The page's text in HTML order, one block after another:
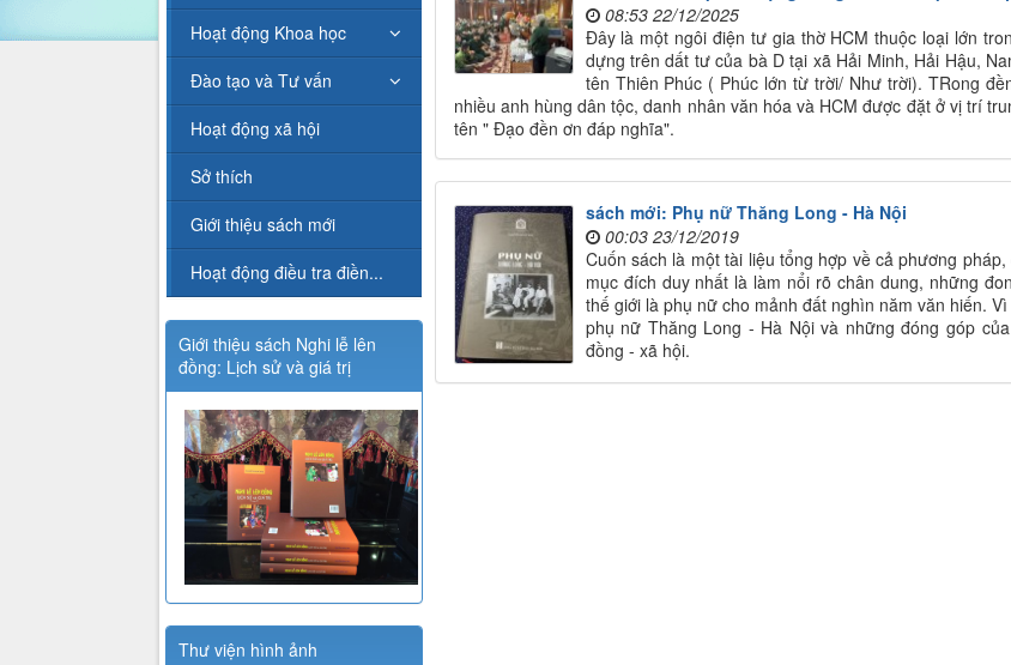
08:53 22/12/2025
Đây là một ngôi điện tư gia thờ HCM thuộc loại lớn
dựng trên dất tư của bà D tại xã Hải Minh, Hải Hậu,
tên Thiên Phúc ( Phúc lớn từ trời/ Như trời). TRong
nhiều anh hùng dân tộc, danh nhân văn hóa và HCM được đặt ở vị trí
tên " Đạo đền ơn đáp nghĩa".
sách mới: Phụ nữ Thăng Long - Hà Nội
00:03 23/12/2019
Cuốn sách là một tài liệu tổng hợp về cả phương
mục đích duy nhất là làm nổi rõ chân dung, những
thế giới là phụ nữ cho mảnh đất nghìn năm văn hiến.
phụ nữ Thăng Long - Hà Nội và những đóng góp
đồng - xã hội.
Hoạt động Khoa học
Đào tạo và Tư vấn
Hoạt động xã hội
Sở thích
Giới thiệu sách mới
Hoạt động điều tra điền...
Giới thiệu sách Nghi lễ lên
đồng: Lịch sử và giá trị
Thư viện hình ảnh